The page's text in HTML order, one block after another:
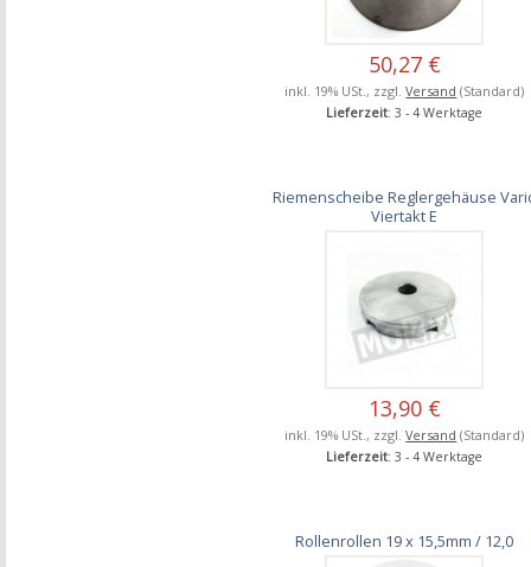
50,27 €
inkl. 19% USt., zzgl.Versand (Standard)
Lieferzeit: 3 - 4 Werktage
Riemenscheibe Reglergehäuse
Viertakt E
13,90 €
inkl. 19% USt., zzgl.Versand (Standard)
Lieferzeit: 3 - 4 Werktage
Rollenrollen 19 x 15,5mm / 12,0